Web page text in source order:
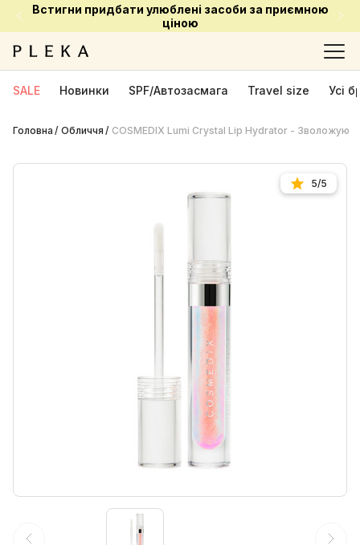
Встигни придбати улюблені засоби за приємною
ціною
SALE Новинки SPF/Автозасмага Travel size Усі
Головна Обличчя COSMEDIX Lumi Crystal Lip Hydrator -
5/5